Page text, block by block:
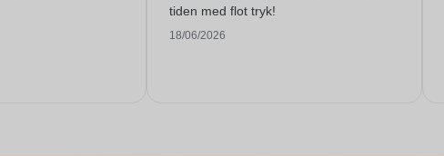
tiden med flot tryk!
18/06/2026